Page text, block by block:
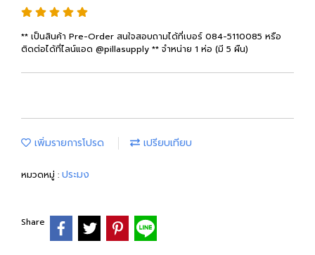
** เป็นสินค้า Pre-Order สนใจสอบถามได้ที่เบอร์ 084-5110085 หรือ
ติดต่อได้ที่ไลน์แอด @pillasupply ** จำหน่าย 1 ห่อ (มี 5 ผืน)
เพิ่มรายการโปรด เปรียบเทียบ
หมวดหมู่ : ประมง
Share